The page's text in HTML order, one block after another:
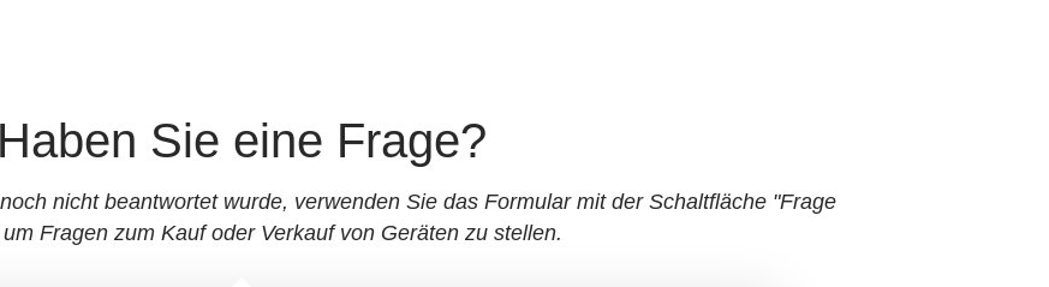
Haben Sie eine Frage?
nicht beantwortet wurde, verwenden Sie das Formular mit der Schaltfläche "Frage
Fragen zum Kauf oder Verkauf von Geräten zu stellen.